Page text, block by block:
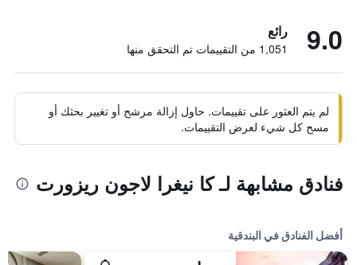
9.0 رائع
1,051 من التقييمات تم التحقق منها
لم يتم العثور على تقييمات. حاول إزالة مرشح أو تغيير بحثك أو
مسح كل شيء لعرض التقييمات.
فنادق مشابهة لـ كا نيغرا لاجون ريزورت
أفضل الفنادق في البندقية